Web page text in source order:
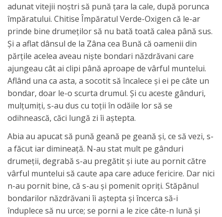
adunat vitejii noştri să pună ţara la cale, după porunca
împăratului. Chitise Împăratul Verde-Oxigen că le-ar
prinde bine drumeţilor să nu bată toată calea până sus.
Şi a aflat dânsul de la Zâna cea Bună că oamenii din
părţile acelea aveau nişte bondari năzdrăvani care
ajungeau cât ai clipi până aproape de vârful muntelui.
Aflând una ca asta, a socotit să încalece şi ei pe câte un
bondar, doar le-o scurta drumul. Şi cu aceste gânduri,
mulţumiţi, s-au dus cu toţii în odăile lor să se
odihnească, căci lungă zi îi aştepta.
Abia au apucat să pună geană pe geană şi, ce să vezi, s-
a făcut iar dimineaţă. N-au stat mult pe gânduri
drumeţii, degrabă s-au pregătit şi iute au pornit către
vârful muntelui să caute apa care aduce fericire. Dar nici
n-au pornit bine, că s-au şi pomenit opriţi. Stăpânul
bondarilor năzdrăvani îi aştepta şi încerca să-i
înduplece să nu urce; se porni a le zice câte-n lună şi